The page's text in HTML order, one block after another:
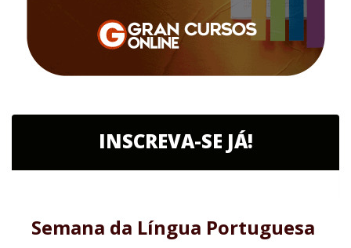
INSCREVA-SE JÁ!
Semana da Língua Portuguesa